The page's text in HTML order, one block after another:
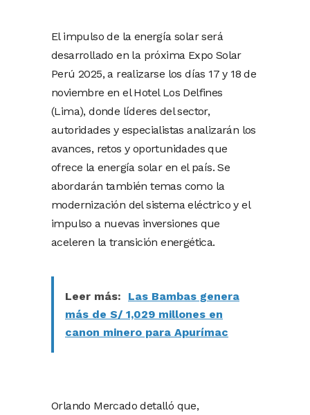
El impulso de la energía solar será
desarrollado en la próxima Expo Solar
Perú 2025, a realizarse los días 17 y 18 de
noviembre en el Hotel Los Delfines
(Lima), donde líderes del sector,
autoridades y especialistas analizarán los
avances, retos y oportunidades que
ofrece la energía solar en el país. Se
abordarán también temas como la
modernización del sistema eléctrico y el
impulso a nuevas inversiones que
aceleren la transición energética.
Leer más:
Las Bambas genera
más de S/ 1,029 millones en
canon minero para Apurímac
Orlando Mercado detalló que,